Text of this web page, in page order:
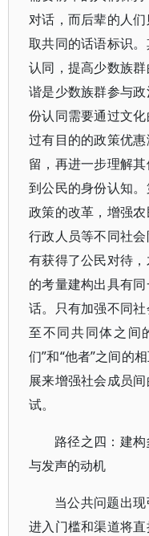
对话，而后辈的人
取共同的话语标识
认同，提高少数族
谐是少数族群参与
份认同需要通过文
过有目的的政策优
留，再进一步理解
到公民的身份认知
政策的改革，增强
行政人员等不同社
有获得了公民对待
的考量建构出具有
话。只有加强不同
至不同共同体之间
们”和“他者”之间的
展来增强社会成员
试。
路径之四：建
与发声的动机
当公共问题出
进入门槛和渠道将